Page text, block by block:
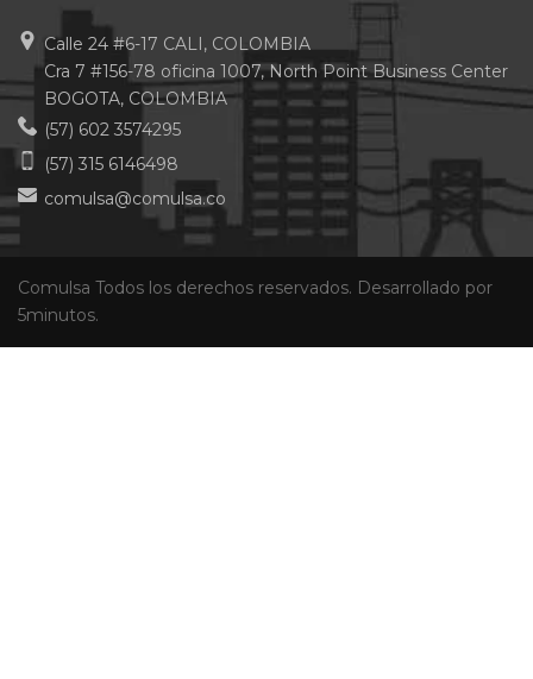
Calle 24 #6-17 CALI, COLOMBIA
Cra 7 #156-78 oficina 1007, North Point Business Center
BOGOTA, COLOMBIA
(57) 602 3574295
(57) 315 6146498
comulsa@comulsa.co
Comulsa Todos los derechos reservados. Desarrollado por
5minutos.